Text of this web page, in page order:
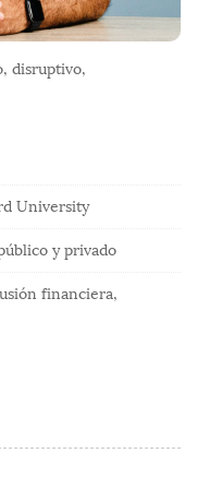
disruptivo,
University
y privado
financiera,